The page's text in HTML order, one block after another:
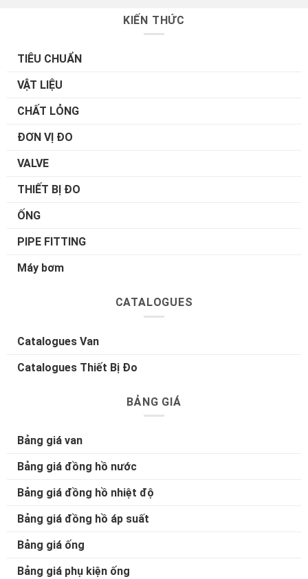
KIẾN THỨC
TIÊU CHUẨN
VẬT LIỆU
CHẤT LỎNG
ĐƠN VỊ ĐO
VALVE
THIẾT BỊ ĐO
ỐNG
PIPE FITTING
Máy bơm
CATALOGUES
Catalogues Van
Catalogues Thiết Bị Đo
BẢNG GIÁ
Bảng giá van
Bảng giá đồng hồ nước
Bảng giá đồng hồ nhiệt độ
Bảng giá đồng hồ áp suất
Bảng giá ống
Bảng giá phụ kiện ống